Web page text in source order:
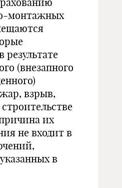
монтажных
(внезапного
взрыв,
их
не входит в
в